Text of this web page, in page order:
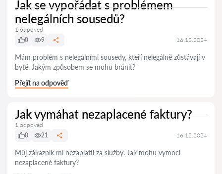
Jak se vypořádat s problémem
nelegálních sousedů?
1 odpověď
0
9 16.12.2024
Mám problém s nelegálními sousedy, kteří nelegálně zůstávají v
bytě. Jakým způsobem se mohu bránit?
Přejít na odpověď
Jak vymáhat nezaplacené faktury?
1 odpověď
0
21 16.12.2024
Můj zákazník mi nezaplatil za služby. Jak mohu vymoci
nezaplacené faktury?